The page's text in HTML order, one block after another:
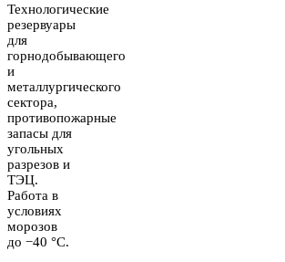
Технологические
резервуары
для
горнодобывающего
и
металлургического
сектора,
противопожарные
запасы для
угольных
разрезов и
ТЭЦ.
Работа в
условиях
морозов
до −40 °C.